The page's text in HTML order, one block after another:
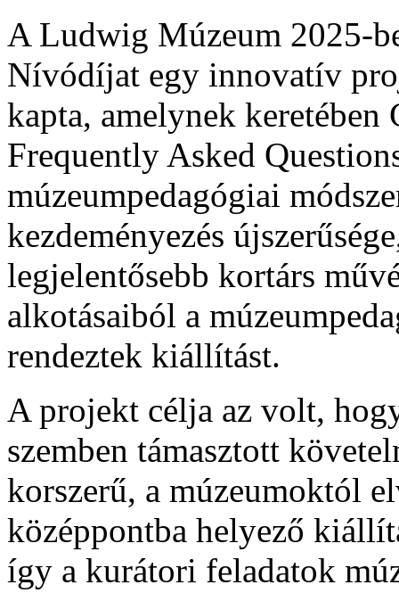
A Ludwig Múzeum 2025-
Nívódíjat egy innovatív
kapta, amelynek
Frequently Asked
múzeumpedagógiai
kezdeményezés
legjelentősebb kortárs
alkotásaiból a
rendeztek kiállítást.
A projekt célja az volt,
szemben támasztott
korszerű, a múzeumoktól
középpontba helyező
így a kurátori feladatok